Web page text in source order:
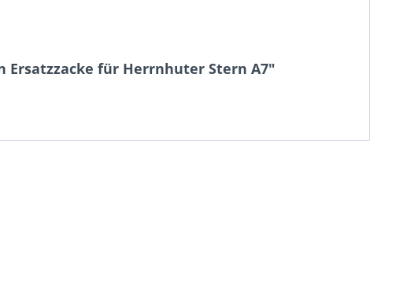
Ersatzzacke für Herrnhuter Stern A7"